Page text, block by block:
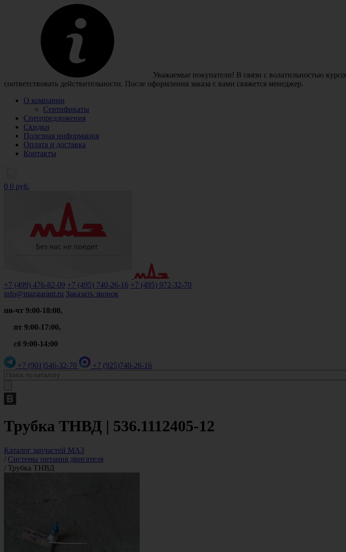
Уважаемые покупатели! В связи с волатильностью
соответствовать действительности. После оформления заказа с вами свяжется менеджер.
О компании
Сертификаты
Спецпредложения
Скидки
Полезная информация
Оплата и доставка
Контакты
0 0 руб.
+7 (499) 476-82-09 +7 (495) 740-26-16 +7 (495) 972-32-70
info@mazgarant.ru Заказать звонок
пн-чт 9:00-18:00,
пт 9:00-17:00,
сб 9:00-14:00
+7 (901)546-32-70 +7 (925)740-26-16
Трубка ТНВД | 536.1112405-12
Каталог запчастей МАЗ
/ Системы питания двигателя
/ Трубка ТНВД